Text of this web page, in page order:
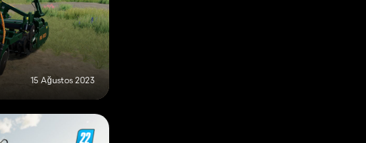
15 Ağustos 2023